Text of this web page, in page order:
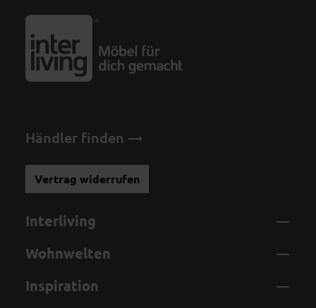
Händler finden
Vertrag widerrufen
Interliving
Wohnwelten
Inspiration